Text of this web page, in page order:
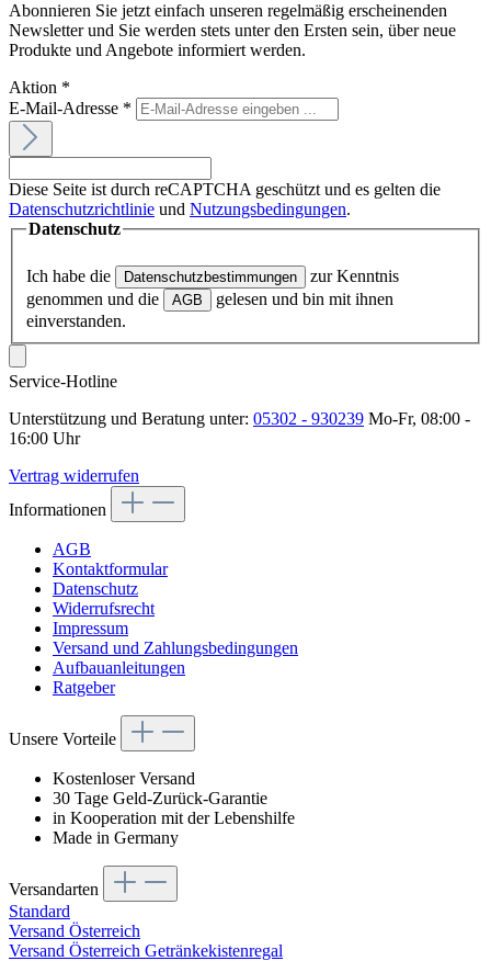
Abonnieren Sie jetzt einfach unseren regelmäßig erscheinenden
Newsletter und Sie werden stets unter den Ersten sein, über neue
Produkte und Angebote informiert werden.
Aktion *
E-Mail-Adresse *
Diese Seite ist durch reCAPTCHA geschützt und es gelten die
Datenschutzrichtlinie und Nutzungsbedingungen.
Datenschutz
Ich habe die Datenschutzbestimmungen
zur Kenntnis
genommen und die
AGB
gelesen und bin mit ihnen
einverstanden.
Service-Hotline
Unterstützung und Beratung unter: 05302 - 930239 Mo-Fr, 08:00 -
16:00 Uhr
Vertrag widerrufen
Informationen
AGB
Kontaktformular
Datenschutz
Widerrufsrecht
Impressum
Versand und Zahlungsbedingungen
Aufbauanleitungen
Ratgeber
Unsere Vorteile
Kostenloser Versand
30 Tage Geld-Zurück-Garantie
in Kooperation mit der Lebenshilfe
Made in Germany
Versandarten
Standard
Versand Österreich
Versand Österreich Getränkekistenregal